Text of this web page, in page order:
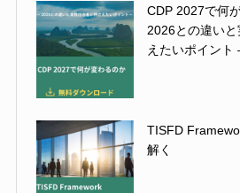
CDP 2027で
2026との違い
えたいポイン
TISFD
解く